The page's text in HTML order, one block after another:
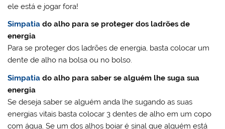
ele está e jogar fora!
Simpatia do alho para se proteger dos ladrões de
energia
Para se proteger dos ladrões de energia, basta colocar um
dente de alho na bolsa ou no bolso.
Simpatia do alho para saber se alguém lhe suga sua
energia
Se deseja saber se alguém anda lhe sugando as suas
energias vitais basta colocar 3 dentes de alho em um copo
com água. Se um dos alhos boiar é sinal que alguém está